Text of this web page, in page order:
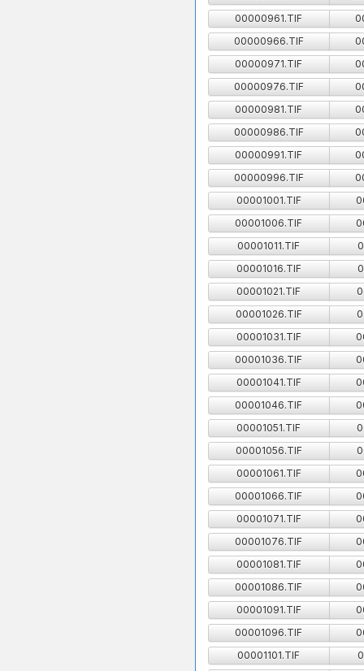
00000961.TIF
00000966.TIF
00000971.TIF
00000976.TIF
00000981.TIF
00000986.TIF
00000991.TIF
00000996.TIF
00001001.TIF
00001006.TIF
00001011.TIF
00001016.TIF
00001021.TIF
00001026.TIF
00001031.TIF
00001036.TIF
00001041.TIF
00001046.TIF
00001051.TIF
00001056.TIF
00001061.TIF
00001066.TIF
00001071.TIF
00001076.TIF
00001081.TIF
00001086.TIF
00001091.TIF
00001096.TIF
00001101.TIF